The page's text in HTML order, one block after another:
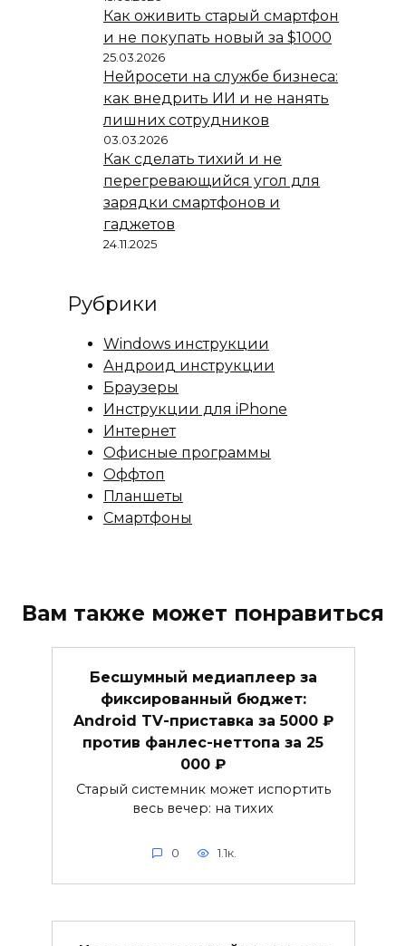
Как оживить старый смартфон
и не покупать новый за $1000
25.03.2026
Нейросети на службе бизнеса:
как внедрить ИИ и не нанять
лишних сотрудников
03.03.2026
Как сделать тихий и не
перегревающийся угол для
зарядки смартфонов и
гаджетов
24.11.2025
Рубрики
Windows инструкции
Андроид инструкции
Браузеры
Инструкции для iPhone
Интернет
Офисные программы
Оффтоп
Планшеты
Смартфоны
Вам также может понравиться
Бесшумный медиаплеер за
фиксированный бюджет:
Android TV-приставка за 5000 ₽
против фанлес-неттопа за 25
000 ₽
Старый системник может испортить
весь вечер: на тихих
0 1.1к.